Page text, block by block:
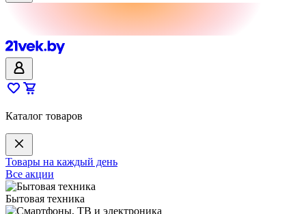
Каталог товаров
Товары на каждый день
Все акции
Бытовая техника